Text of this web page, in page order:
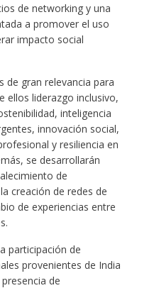
de networking y una
a promover el uso
impacto social
de gran relevancia para
ellos liderazgo inclusivo,
inteligencia
innovación social,
y resiliencia en
se desarrollarán
de
creación de redes de
de experiencias entre
participación de
provenientes de India
de